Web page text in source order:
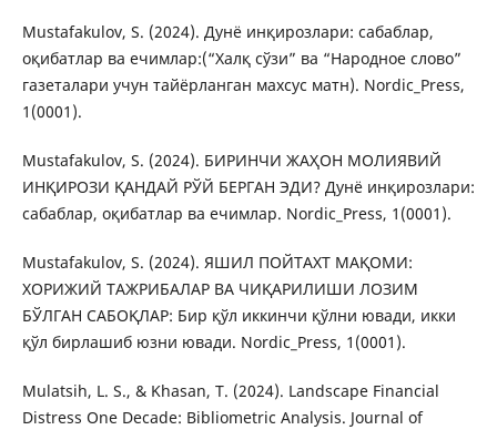
Mustafakulov, S. (2024). Дунё инқирозлари: сабаблар,
оқибатлар ва ечимлар:(“Халқ сўзи” ва “Народное слово”
газеталари учун тайёрланган махсус матн). Nordic_Press,
1(0001).
Mustafakulov, S. (2024). БИРИНЧИ ЖАҲОН МОЛИЯВИЙ
ИНҚИРОЗИ ҚАНДАЙ РЎЙ БЕРГАН ЭДИ? Дунё инқирозлари:
сабаблар, оқибатлар ва ечимлар. Nordic_Press, 1(0001).
Mustafakulov, S. (2024). ЯШИЛ ПОЙТАХТ МАҚОМИ:
ХОРИЖИЙ ТАЖРИБАЛАР ВА ЧИҚАРИЛИШИ ЛОЗИМ
БЎЛГАН САБОҚЛАР: Бир қўл иккинчи қўлни ювади, икки
қўл бирлашиб юзни ювади. Nordic_Press, 1(0001).
Mulatsih, L. S., & Khasan, T. (2024). Landscape Financial
Distress One Decade: Bibliometric Analysis. Journal of